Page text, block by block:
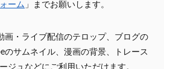
ーム 」までお願いします。
画・ライブ配信のテロップ、ブログの
のサムネイル、漫画の背景、トレース
ジュなどにご利用いただけます。